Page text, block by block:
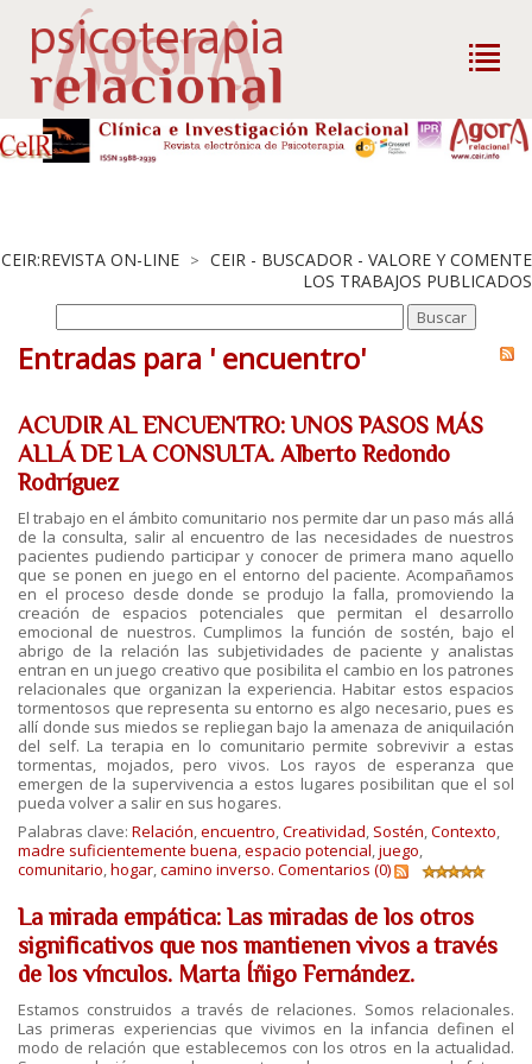
CEIR:REVISTA ON-LINE > CEIR - BUSCADOR - VALORE Y COMENTE
LOS TRABAJOS PUBLICADOS
Entradas para ' encuentro'
ACUDIR AL ENCUENTRO: UNOS PASOS MÁS
ALLÁ DE LA CONSULTA. Alberto Redondo
Rodríguez
El trabajo en el ámbito comunitario nos permite dar un paso más allá
de la consulta, salir al encuentro de las necesidades de nuestros
pacientes pudiendo participar y conocer de primera mano aquello
que se ponen en juego en el entorno del paciente. Acompañamos
en el proceso desde donde se produjo la falla, promoviendo la
creación de espacios potenciales que permitan el desarrollo
emocional de nuestros. Cumplimos la función de sostén, bajo el
abrigo de la relación las subjetividades de paciente y analistas
entran en un juego creativo que posibilita el cambio en los patrones
relacionales que organizan la experiencia. Habitar estos espacios
tormentosos que representa su entorno es algo necesario, pues es
allí donde sus miedos se repliegan bajo la amenaza de aniquilación
del self. La terapia en lo comunitario permite sobrevivir a estas
tormentas, mojados, pero vivos. Los rayos de esperanza que
emergen de la supervivencia a estos lugares posibilitan que el sol
pueda volver a salir en sus hogares.
Palabras clave: Relación,encuentro,Creatividad, Sostén,Contexto,
madre suficientemente buena,espacio potencial,juego,
comunitario,hogar,camino inverso. Comentarios (0)
La mirada empática: Las miradas de los otros
significativos que nos mantienen vivos a través
de los vínculos. Marta Íñigo Fernández.
Estamos construidos a través de relaciones. Somos relacionales.
Las primeras experiencias que vivimos en la infancia definen el
modo de relación que establecemos con los otros en la actualidad.